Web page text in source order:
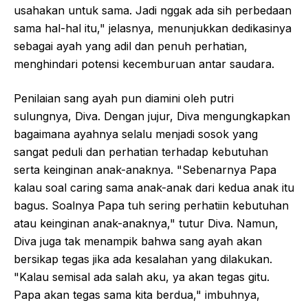
usahakan untuk sama. Jadi nggak ada sih perbedaan
sama hal-hal itu," jelasnya, menunjukkan dedikasinya
sebagai ayah yang adil dan penuh perhatian,
menghindari potensi kecemburuan antar saudara.
Penilaian sang ayah pun diamini oleh putri
sulungnya, Diva. Dengan jujur, Diva mengungkapkan
bagaimana ayahnya selalu menjadi sosok yang
sangat peduli dan perhatian terhadap kebutuhan
serta keinginan anak-anaknya. "Sebenarnya Papa
kalau soal caring sama anak-anak dari kedua anak itu
bagus. Soalnya Papa tuh sering perhatiin kebutuhan
atau keinginan anak-anaknya," tutur Diva. Namun,
Diva juga tak menampik bahwa sang ayah akan
bersikap tegas jika ada kesalahan yang dilakukan.
"Kalau semisal ada salah aku, ya akan tegas gitu.
Papa akan tegas sama kita berdua," imbuhnya,